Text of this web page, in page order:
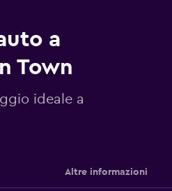
a
Town
ideale a
Altre informazioni